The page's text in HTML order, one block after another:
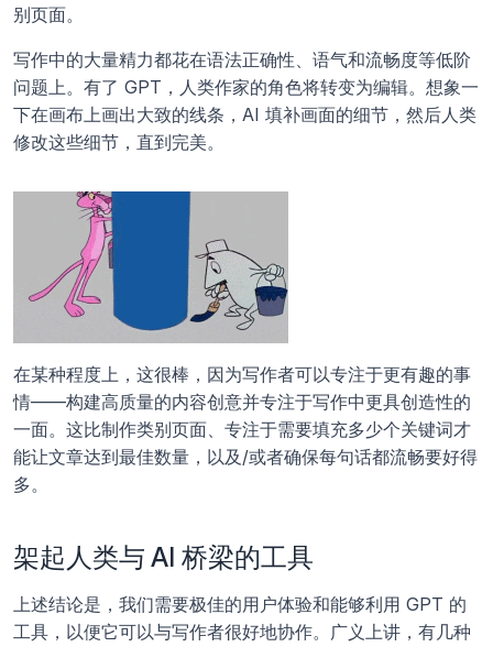
别页面。
写作中的大量精力都花在语法正确性、语气和流畅度等低阶
问题上。有了 GPT，人类作家的角色将转变为编辑。想象一
下在画布上画出大致的线条，AI 填补画面的细节，然后人类
修改这些细节，直到完美。
在某种程度上，这很棒，因为写作者可以专注于更有趣的事
情——构建高质量的内容创意并专注于写作中更具创造性的
一面。这比制作类别页面、专注于需要填充多少个关键词才
能让文章达到最佳数量，以及/或者确保每句话都流畅要好得
多。
架起人类与 AI 桥梁的工具
上述结论是，我们需要极佳的用户体验和能够利用 GPT 的
工具，以便它可以与写作者很好地协作。广义上讲，有几种